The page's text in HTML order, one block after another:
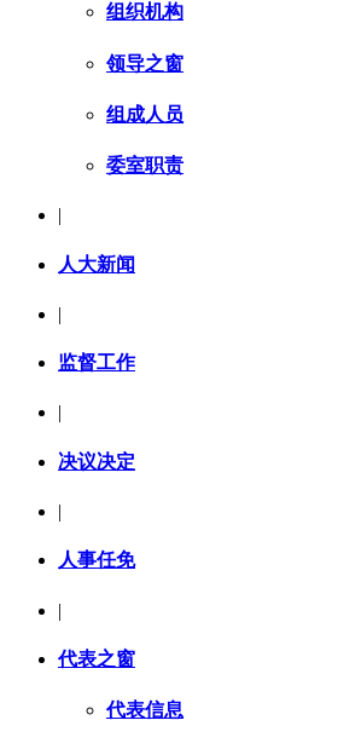
组织机构
领导之窗
组成人员
委室职责
|
人大新闻
|
监督工作
决议决定
|
人事任免
|
代表之窗
代表信息